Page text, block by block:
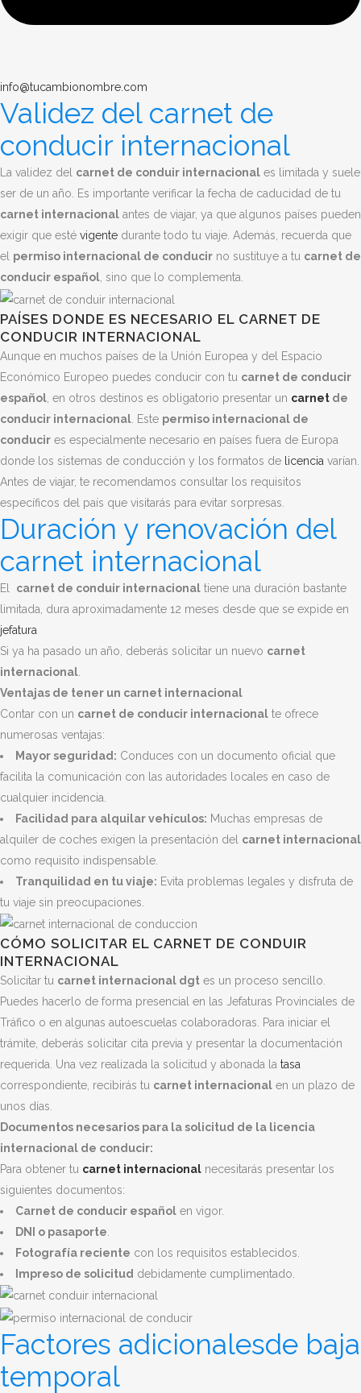
info@tucambionombre.com
Validez del carnet de
conducir internacional
La validez del carnet de conduir internacional es limitada y suele
ser de un año. Es importante verificar la fecha de caducidad de tu
carnet internacional antes de viajar, ya que algunos países pueden
exigir que esté vigente durante todo tu viaje. Además, recuerda que
el permiso internacional de conducir no sustituye a tu carnet de
conducir español , sino que lo complementa.
PAÍSES DONDE ES NECESARIO EL CARNET DE
CONDUCIR INTERNACIONAL
Aunque en muchos países de la Unión Europea y del Espacio
Económico Europeo puedes conducir con tu carnet de conducir
español , en otros destinos es obligatorio presentar un carnet de
conducir internacional . Este permiso internacional de
conducir es especialmente necesario en países fuera de Europa
donde los sistemas de conducción y los formatos de licencia varían.
Antes de viajar, te recomendamos consultar los requisitos
específicos del país que visitarás para evitar sorpresas.
Duración y renovación del
carnet internacional
El carnet de conduir internacional tiene una duración bastante
limitada, dura aproximadamente 12 meses desde que se expide en
jefatura
Si ya ha pasado un año, deberás solicitar un nuevo carnet
internacional
Ventajas de tener un carnet internacional
Contar con un carnet de conducir internacional te ofrece
numerosas ventajas:
Mayor seguridad: Conduces con un documento oficial que
facilita la comunicación con las autoridades locales en caso de
cualquier incidencia.
Facilidad para alquilar vehículos: Muchas empresas de
alquiler de coches exigen la presentación del carnet internacional
como requisito indispensable.
Tranquilidad en tu viaje: Evita problemas legales y disfruta de
tu viaje sin preocupaciones.
CÓMO SOLICITAR EL CARNET DE CONDUIR
INTERNACIONAL
Solicitar tu carnet internacional dgt es un proceso sencillo.
Puedes hacerlo de forma presencial en las Jefaturas Provinciales de
Tráfico o en algunas autoescuelas colaboradoras. Para iniciar el
trámite, deberás solicitar cita previa y presentar la documentación
requerida. Una vez realizada la solicitud y abonada la tasa
correspondiente, recibirás tu carnet internacional en un plazo de
unos días.
Documentos necesarios para la solicitud de la licencia
internacional de conducir:
Para obtener tu carnet internacional necesitarás presentar los
siguientes documentos:
Carnet de conducir español en vigor.
DNI o pasaporte
Fotografía reciente con los requisitos establecidos.
Impreso de solicitud debidamente cumplimentado.
Factores adicionalesde baja
temporal